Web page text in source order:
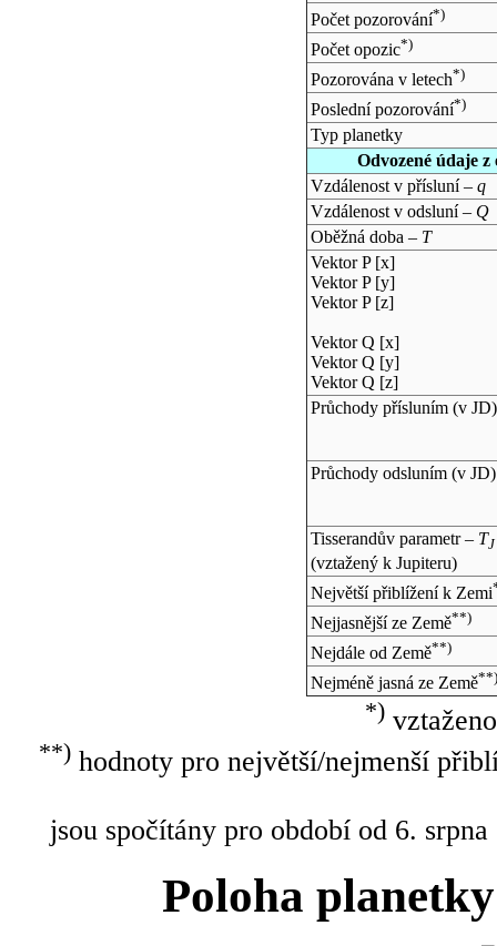
Počet pozorování*)
Počet opozic*)
Pozorována v letech*)
Poslední pozorování*)
Typ planetky
Odvozené údaje
Vzdálenost v přísluní – q
Vzdálenost v odsluní – Q
Oběžná doba – T
Vektor P [x]
Vektor P [y]
Vektor P [z]
Vektor Q [x]
Vektor Q [y]
Vektor Q [z]
Průchody přísluním (v JD)
Průchody odsluním (v JD)
Tisserandův parametr – TJ
(vztažený k Jupiteru)
Největší přiblížení k Zemi
Nejjasnější ze Země**)
Nejdále od Země**)
Nejméně jasná ze Země**)
*)
**)hodnoty pro největší/nejmenší
jsou spočítány pro období od 6.
Poloha